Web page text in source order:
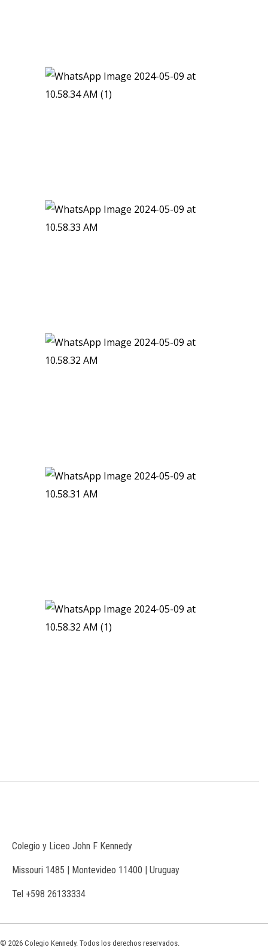
Colegio y Liceo John F Kennedy
Missouri 1485 | Montevideo 11400 | Uruguay
Tel +598 26133334
© 2026 Colegio Kennedy. Todos los derechos reservados.